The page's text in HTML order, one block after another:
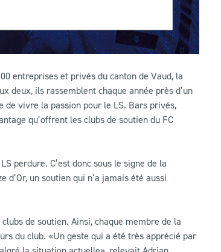
entreprises et privés du canton de Vaud, la
deux, ils rassemblent chaque année près d’un
vivre la passion pour le LS. Bars privés,
qu’offrent les clubs de soutien du FC
perdure. C’est donc sous le signe de la
un soutien qui n’a jamais été aussi
de soutien. Ainsi, chaque membre de la
du club. «Un geste qui a été très apprécié par